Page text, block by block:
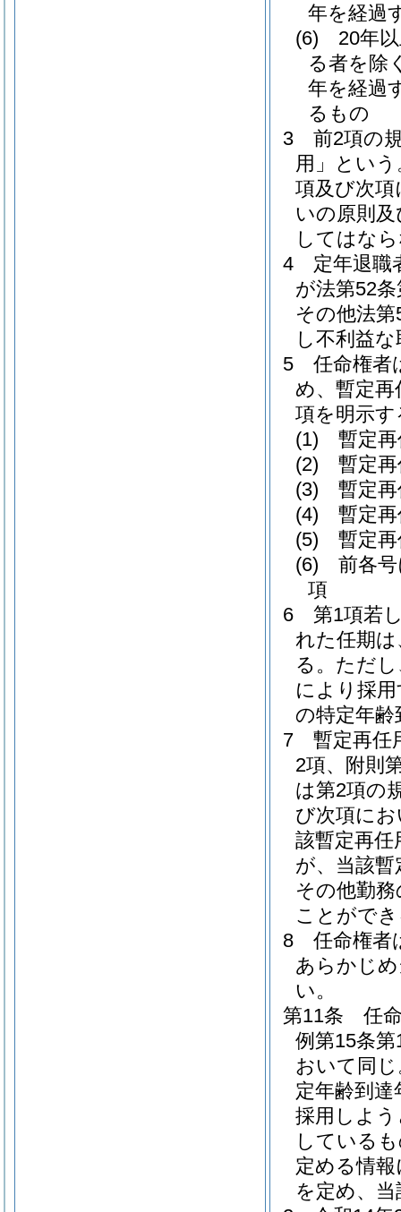
年を経過
(6)
20年
る者を除
年を経過
るもの
3
前2項の
用」という
項及び次
いの原則
してはな
4
定年退職
が法第52
その他法
し不利益
5
任命権者
め、暫定
項を明示
(1)
暫定
(2)
暫定
(3)
暫定
(4)
暫定
(5)
暫定
(6)
前各
項
6
第1項若
れた任期
る。 ただ
により採
の特定年
7
暫定再任
2項、附則
は第2項の
び次項に
該暫定再任
が、当該
その他勤
ことがで
8
任命権者
あらかじ
い。
第11条
任
例第15条
おいて同じ
定年齢到
採用しよ
している
定める情
を定め、